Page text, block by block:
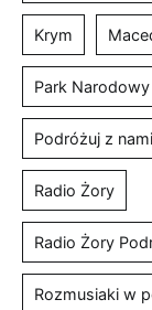
Krym
Park Narodowy
Podróżuj z
Radio Żory
Radio Żory
Rozmusiaki w